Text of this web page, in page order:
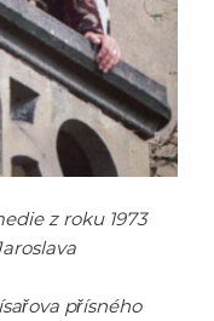
z roku 1973
přísného